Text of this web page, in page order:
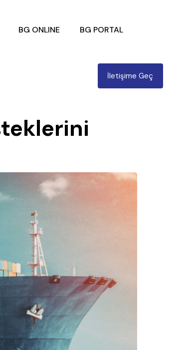
BG ONLINE BG PORTAL
İletişime Geç